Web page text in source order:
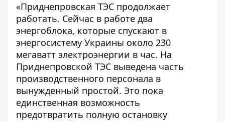
«Приднепровская ТЭС продолжает
работать. Сейчас в работе два
энергоблока, которые спускают в
энергосистему Украины около 230
мегаватт электроэнергии в час. На
Приднепровской ТЭС выведена часть
производственного персонала в
вынужденный простой. Это пока
единственная возможность
предотвратить полную остановку